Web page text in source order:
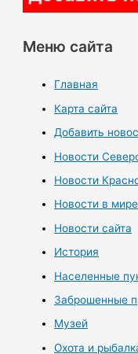
Меню сайта
Главная
Карта сайта
Добавить
Новости
Новости
Новости в мире
Новости сайта
История
Населенные
Заброшенные
Музей
Охота и